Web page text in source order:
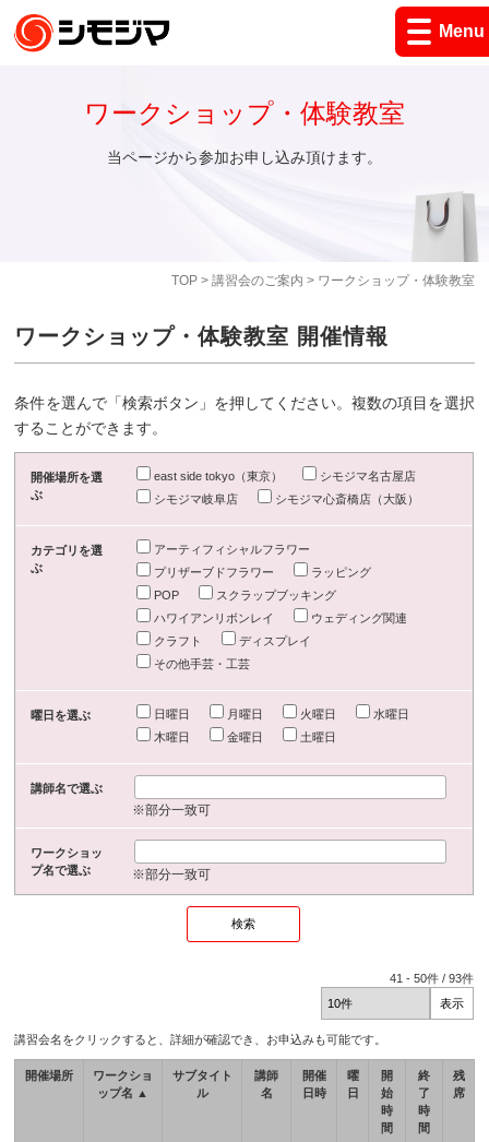
Menu
TOP> 講習会のご案内 > ワークショップ・体験教室
ワークショップ・体験教室
当ページから参加お申し込み頂けます。
ワークショップ・体験教室 開催情報
条件を選んで「検索ボタン」を押してください。複数の項目を選択
することができます。
開催場所を選
ぶ
east side tokyo（東京）
シモジマ名古屋店
シモジマ岐阜店
シモジマ心斎橋店（大阪）
カテゴリを選
ぶ
アーティフィシャルフラワー
プリザーブドフラワー
ラッピング
POP
スクラップブッキング
ハワイアンリボンレイ
ウェディング関連
クラフト
ディスプレイ
その他手芸・工芸
曜日を選ぶ 日曜日 月曜日 火曜日
水曜日
木曜日
金曜日 土曜日
講師名で選ぶ
※部分一致可
ワークショッ
プ名で選ぶ
※部分一致可
41 -50件 /93件
講習会名をクリックすると、詳細が確認でき、お申込みも可能です。
開催場所
ワークショ
ップ名 ▲
サブタイト
ル
講師
名
開催
日時
曜
日
開
始
時
間
終
了
時
間
残
席